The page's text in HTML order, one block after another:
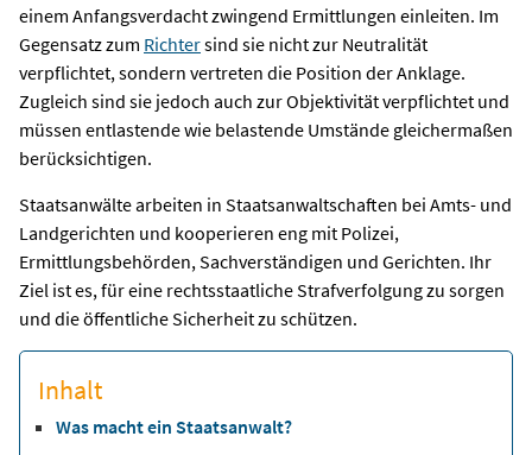
einem Anfangsverdacht zwingend Ermittlungen einleiten. Im
Gegensatz zum Richtersind sie nicht zur Neutralität
verpflichtet, sondern vertreten die Position der Anklage.
Zugleich sind sie jedoch auch zur Objektivität verpflichtet und
müssen entlastende wie belastende Umstände gleichermaßen
berücksichtigen.
Staatsanwälte arbeiten in Staatsanwaltschaften bei Amts- und
Landgerichten und kooperieren eng mit Polizei,
Ermittlungsbehörden, Sachverständigen und Gerichten. Ihr
Ziel ist es, für eine rechtsstaatliche Strafverfolgung zu sorgen
und die öffentliche Sicherheit zu schützen.
Inhalt
Was macht ein Staatsanwalt?